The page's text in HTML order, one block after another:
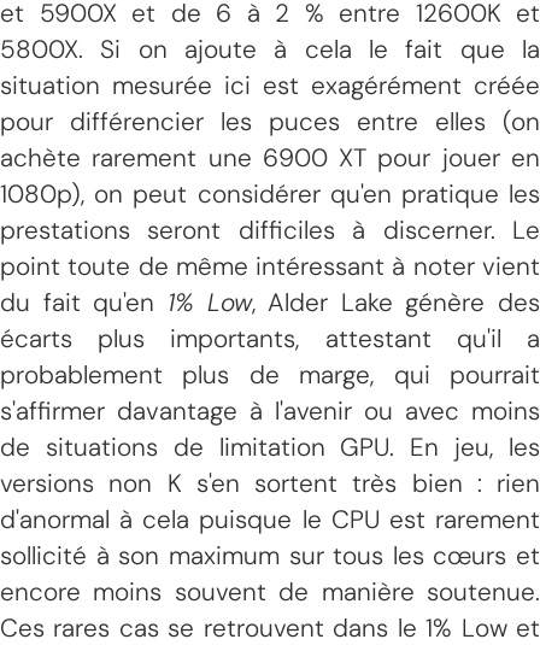
et 5900X et de 6 à 2 % entre 12600K et
5800X. Si on ajoute à cela le fait que la
situation mesurée ici est exagérément créée
pour différencier les puces entre elles (on
achète rarement une 6900 XT pour jouer en
1080p), on peut considérer qu'en pratique les
prestations seront difficiles à discerner. Le
point toute de même intéressant à noter vient
du fait qu'en 1% Low, Alder Lake génère des
écarts plus importants, attestant qu'il a
probablement plus de marge, qui pourrait
s'affirmer davantage à l'avenir ou avec moins
de situations de limitation GPU. En jeu, les
versions non K s'en sortent très bien : rien
d'anormal à cela puisque le CPU est rarement
sollicité à son maximum sur tous les cœurs et
encore moins souvent de manière soutenue.
Ces rares cas se retrouvent dans le 1% Low et